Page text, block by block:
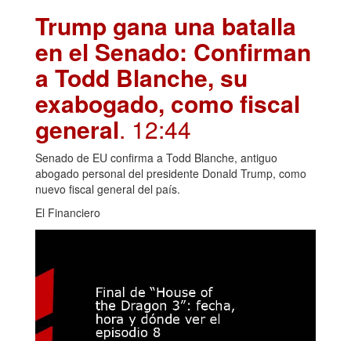
Trump gana una batalla
en el Senado: Confirman
a Todd Blanche, su
exabogado, como fiscal
general. 12:44
Senado de EU confirma a Todd Blanche, antiguo
abogado personal del presidente Donald Trump, como
nuevo fiscal general del país.
El Financiero